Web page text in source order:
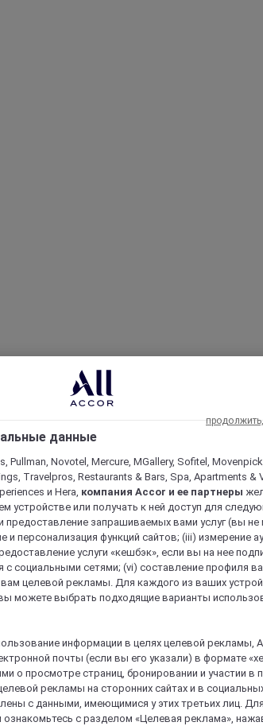
данные
Pullman, Novotel, Mercure, MGallery, Sofitel,
Travelpros, Restaurants & Bars, Spa, Apartments &
и Hera, компания Accor и ее партнеры
устройстве или получать к ней доступ для
предоставление запрашиваемых вами услуг (вы
и персонализация функций сайтов; (iii) измерение
услуги «кешбэк», если вы на нее
с социальными сетями; (vi) составление профиля
целевой рекламы. Для каждого из ваших
можете выбрать подходящие варианты
информации в целях целевой рекламы,
почты (если вы его указали) в формате
о просмотре страниц, бронировании и участии в
рекламы на сторонних сайтах и в
с данными, имеющимися у этих третьих лиц.
с разделом «Целевая реклама»,